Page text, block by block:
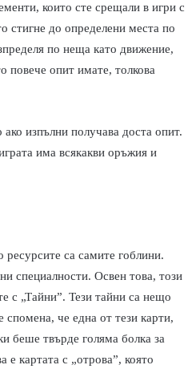
които сте срещали в игри с
стигне до определени места по
по неща като движение,
повече опит имате, толкова
изпълни получава доста опит.
има всякакви оръжия и
са самите гоблини.
специалности. Освен това, този
с „Тайни”. Тези тайни са нещо
че една от тези карти,
беше твърде голяма болка за
е картата с „отрова”, която